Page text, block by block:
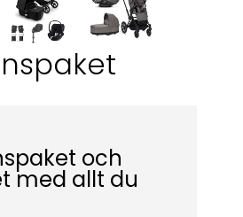
och
med allt du